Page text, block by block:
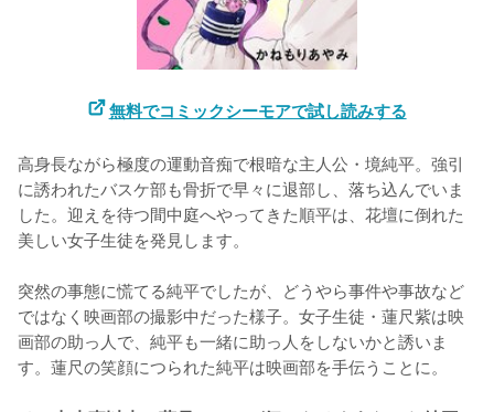
無料でコミックシーモアで試し読みする
高身長ながら極度の運動音痴で根暗な主人公・境純平。強引
に誘われたバスケ部も骨折で早々に退部し、落ち込んでいま
した。迎えを待つ間中庭へやってきた順平は、花壇に倒れた
美しい女子生徒を発見します。
突然の事態に慌てる純平でしたが、どうやら事件や事故など
ではなく映画部の撮影中だった様子。女子生徒・蓮尺紫は映
画部の助っ人で、純平も一緒に助っ人をしないかと誘いま
す。蓮尺の笑顔につられた純平は映画部を手伝うことに。